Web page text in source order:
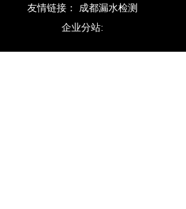
友情链接： 成都漏水检测
企业分站: